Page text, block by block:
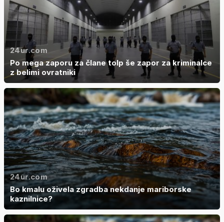
24ur.com
Po mega zaporu za člane tolp še zapor za kriminalce
z belimi ovratniki
24ur.com
Bo kmalu oživela zgradba nekdanje mariborske
kaznilnice?